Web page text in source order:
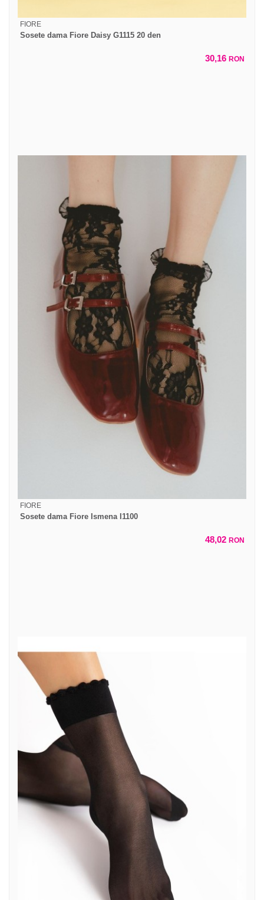
FIORE
Sosete dama Fiore Daisy G1115 20 den
30,16 RON
FIORE
Sosete dama Fiore Ismena I1100
48,02 RON